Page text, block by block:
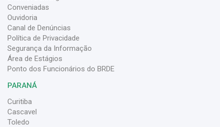
Conveniadas
Ouvidoria
Canal de Denúncias
Política de Privacidade
Segurança da Informação
Área de Estágios
Ponto dos Funcionários do BRDE
PARANÁ
Curitiba
Cascavel
Toledo